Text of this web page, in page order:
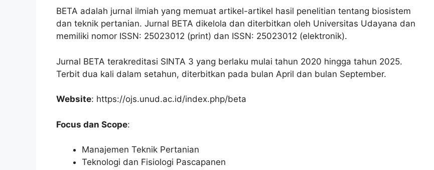
BETA adalah jurnal ilmiah yang memuat artikel-artikel hasil penelitian tentang biosistem
dan teknik pertanian. Jurnal BETA dikelola dan diterbitkan oleh Universitas Udayana dan
memiliki nomor ISSN: 25023012 (print) dan ISSN: 25023012 (elektronik).
Jurnal BETA terakreditasi SINTA 3 yang berlaku mulai tahun 2020 hingga tahun 2025.
Terbit dua kali dalam setahun, diterbitkan pada bulan April dan bulan September.
Website: https://ojs.unud.ac.id/index.php/beta
Focus dan Scope:
Manajemen Teknik Pertanian
Teknologi dan Fisiologi Pascapanen